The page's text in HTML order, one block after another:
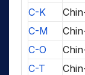
C-K
C-M
C-O
C-T